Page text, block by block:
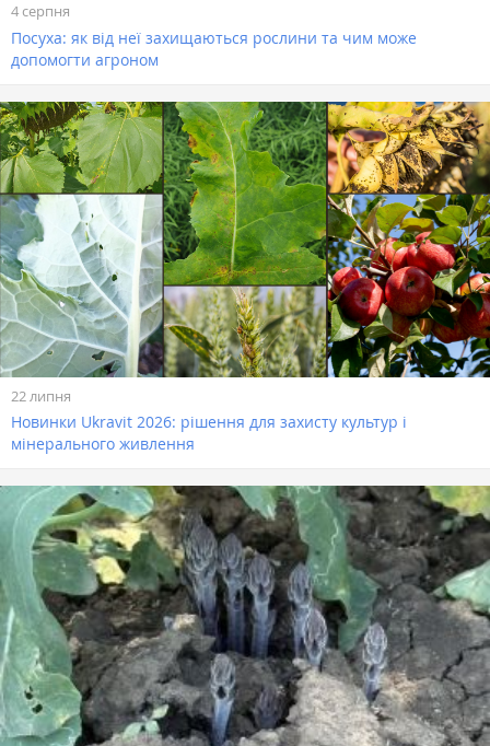
4 серпня
Посуха: як від неї захищаються рослини та чим може
допомогти агроном
22 липня
Новинки Ukravit 2026: рішення для захисту культур і
мінерального живлення